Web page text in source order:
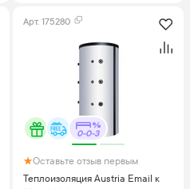
Арт. 175280
0-0-3
Оставьте отзыв первым
Теплоизоляция Austria Email к